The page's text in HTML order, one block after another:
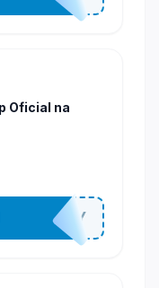
Oficial na